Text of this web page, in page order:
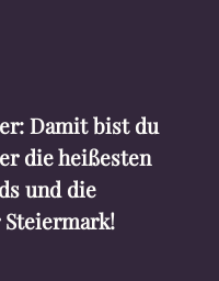
Damit bist du
die heißesten
und die